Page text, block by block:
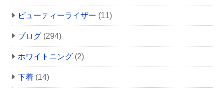
ビューティーライザー (11)
ブログ (294)
ホワイトニング (2)
下着 (14)